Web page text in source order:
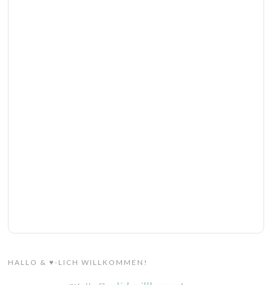
HALLO & ♥-LICH WILLKOMMEN!